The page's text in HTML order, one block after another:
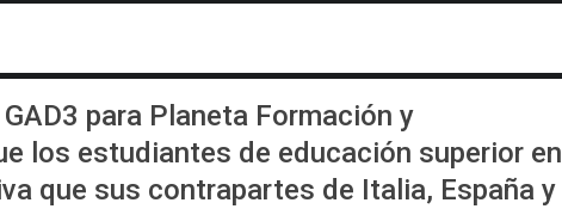
para Planeta Formación y
los estudiantes de educación superior en
que sus contrapartes de Italia, España y